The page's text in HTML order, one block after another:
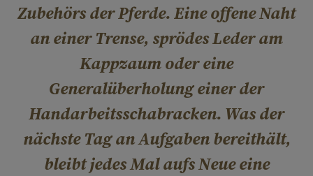
Zubehörs der Pferde. Eine offene Naht
an einer Trense, sprödes Leder am
Kappzaum oder eine
Generalüberholung einer der
Handarbeitsschabracken. Was der
nächste Tag an Aufgaben bereithält,
bleibt jedes Mal aufs Neue eine